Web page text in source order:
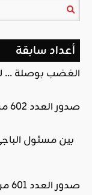
أعداد سابقة
الغضب بوصلة …
صدور العدد 602 من جريدة التحرير
بين مسئول
صدور العدد 601 من جريدة التحرير